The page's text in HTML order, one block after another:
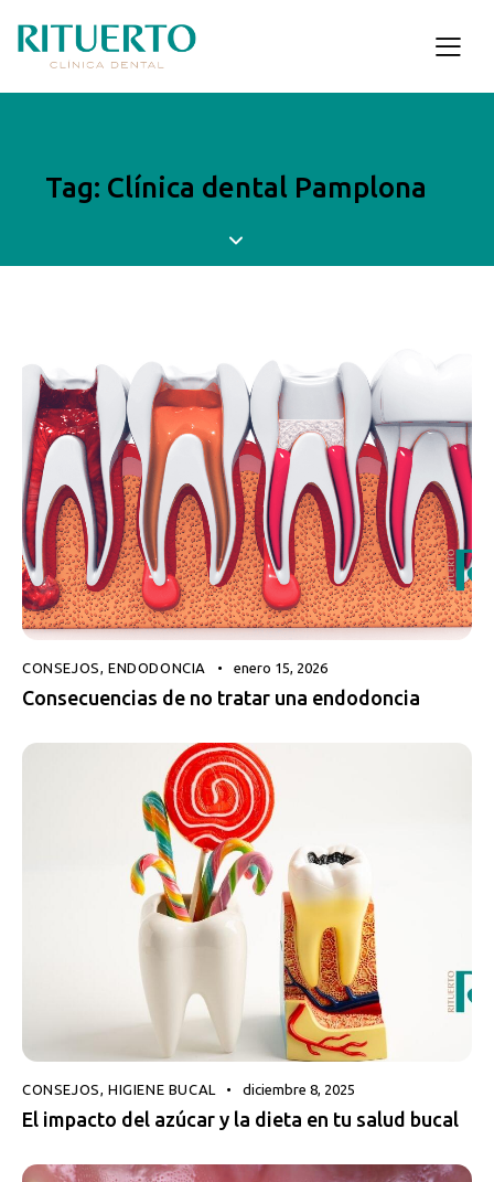
Tag: Clínica dental Pamplona
CONSEJOS,ENDODONCIA enero 15, 2026
Consecuencias de no tratar una endodoncia
CONSEJOS ,HIGIENE BUCAL diciembre 8, 2025
El impacto del azúcar y la dieta en tu salud bucal